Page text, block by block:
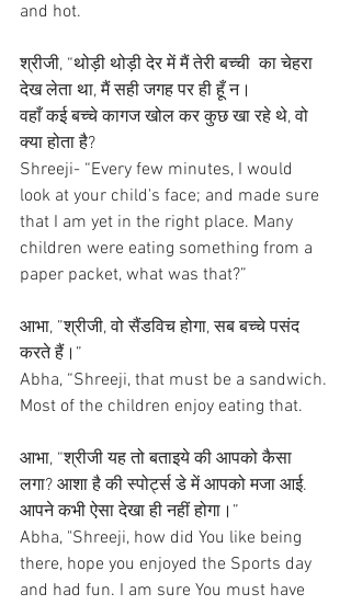
and hot.
श्रीजी, “थोड़ी थोड़ी देर में मैं तेरी बच्ची  का चेहरा
देख लेता था, मैं सही जगह पर ही हूँ न।
वहाँ कई बच्चे कागज खोल कर कुछ खा रहे थे, वो
क्या होता है?
Shreeji- “Every few minutes, I would
look at your child's face; and made sure
that I am yet in the right place. Many
children were eating something from a
paper packet, what was that?”
आभा, ”श्रीजी, वो सैंडविच होगा, सब बच्चे पसंद
करते हैं।”
Abha, “Shreeji, that must be a sandwich.
Most of the children enjoy eating that.
आभा, “श्रीजी यह तो बताइये की आपको कैसा
लगा? आशा है की स्पोर्ट्स डे में आपको मजा आई.
आपने कभी ऐसा देखा ही नहीं होगा।”
Abha, "Shreeji, how did You like being
there, hope you enjoyed the Sports day
and had fun. I am sure You must have